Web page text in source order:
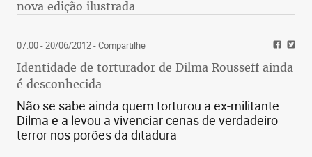
nova edição ilustrada
07:00 - 20/06/2012- Compartilhe
Identidade de torturador de Dilma Rousseff ainda
é desconhecida
Não se sabe ainda quem torturou a ex-militante
Dilma e a levou a vivenciar cenas de verdadeiro
terror nos porões da ditadura